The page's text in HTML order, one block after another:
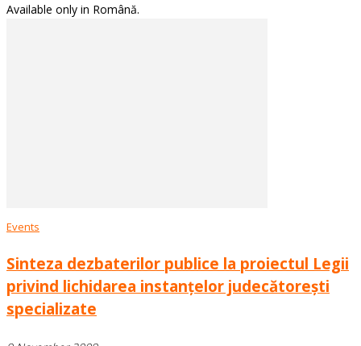
Available only in Română.
Events
Sinteza dezbaterilor publice la proiectul Legii
privind lichidarea instanțelor judecătorești
specializate